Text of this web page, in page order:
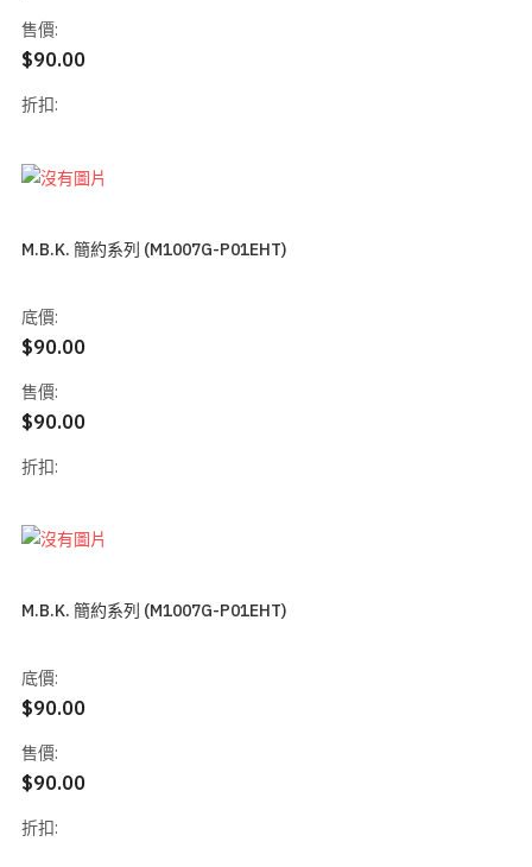
售價:
$90.00
折扣:
M.B.K. 簡約系列 (M1007G-P01EHT)
底價:
$90.00
售價:
$90.00
折扣:
M.B.K. 簡約系列 (M1007G-P01EHT)
底價:
$90.00
售價:
$90.00
折扣: